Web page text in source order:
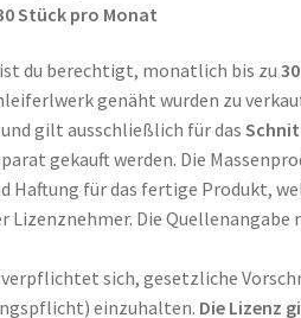
Stück pro Monat
du berechtigt, monatlich bis zu
genäht wurden zu
gilt ausschließlich für das
gekauft werden. Die
Haftung für das fertige Produkt,
Lizenznehmer. Die Quellenangabe
sich, gesetzliche
einzuhalten. Die Lizenz